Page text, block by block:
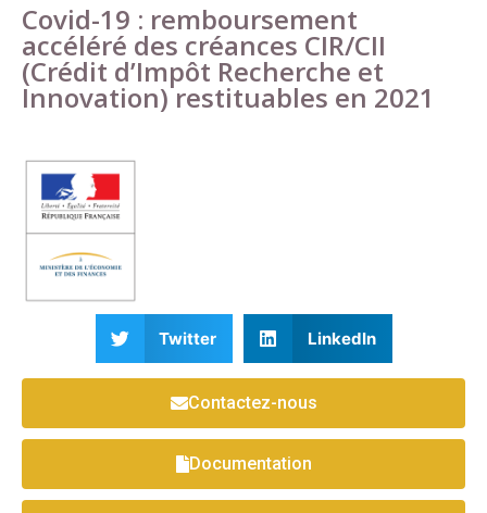
Covid-19 : remboursement
accéléré des créances CIR/CII
(Crédit d’Impôt Recherche et
Innovation) restituables en 2021
Twitter LinkedIn
Contactez-nous
Documentation